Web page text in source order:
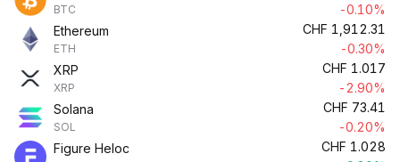
BTC
-0.10%
Ethereum
ETH
CHF 1,912.31
-0.30%
XRP
XRP
CHF 1.017
-2.90%
Solana
SOL
CHF 73.41
-0.20%
Figure Heloc
CHF 1.028